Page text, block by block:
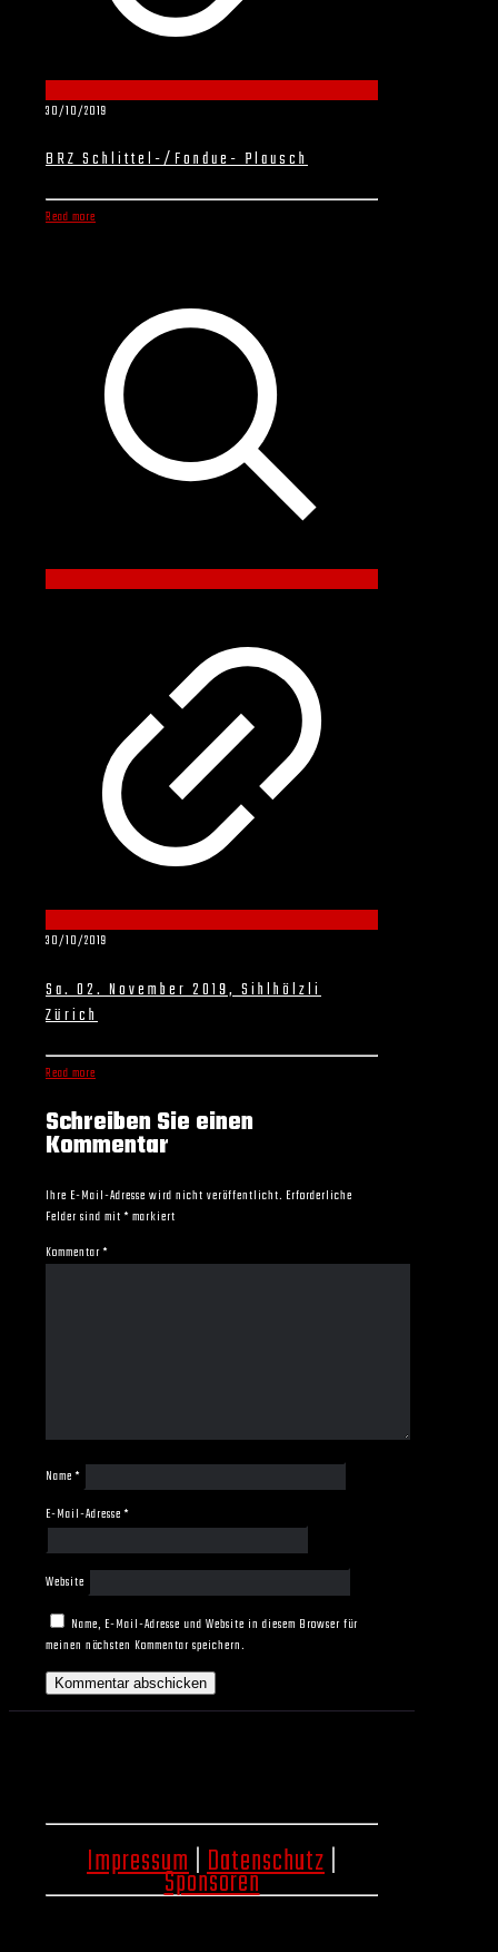
30/10/2019
BRZ Schlittel-/Fondue- Plausch
Read more
30/10/2019
Sa. 02. November 2019, Sihlhölzli
Zürich
Read more
Schreiben Sie einen
Kommentar
Ihre E-Mail-Adresse wird nicht veröffentlicht. Erforderliche
Felder sind mit*markiert
Kommentar*
Name*
E-Mail-Adresse*
Website
Name, E-Mail-Adresse und Website in diesem Browser für
meinen nächsten Kommentar speichern.
Impressum|Datenschutz|
Sponsoren